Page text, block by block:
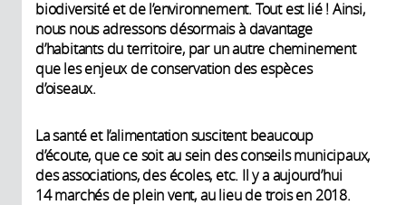
biodiversité et de l’environnement. Tout est lié ! Ainsi,
nous nous adressons désormais à davantage
d’habitants du territoire, par un autre cheminement
que les enjeux de conservation des espèces
d’oiseaux.
La santé et l’alimentation suscitent beaucoup
d’écoute, que ce soit au sein des conseils municipaux,
des associations, des écoles, etc. Il y a aujourd’hui
14 marchés de plein vent, au lieu de trois en 2018.